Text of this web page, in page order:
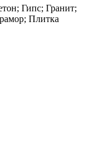
Гипс; Гранит;
Плитка